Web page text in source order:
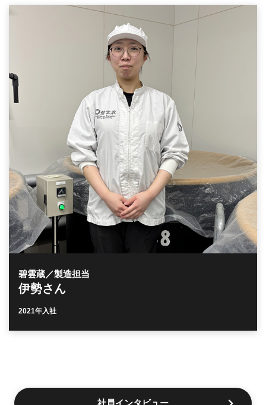
碧雲蔵／製造担当
伊勢さん
2021年入社
社員インタビュー